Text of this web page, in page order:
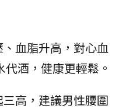
、血脂升高，對心血
酒，健康更輕鬆。
三高，建議男性腰圍